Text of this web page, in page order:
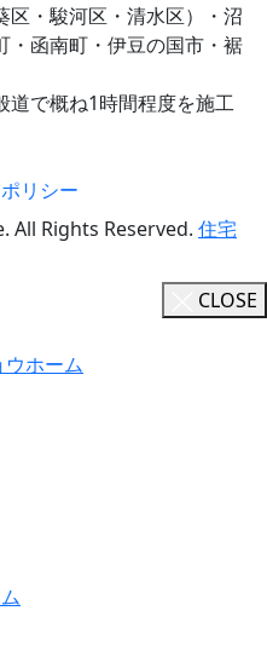
区・駿河区・清水区）・沼
・函南町・伊豆の国市・裾
道で概ね1時間程度を施工
リシー
All Rights Reserved. 住宅
CLOSE